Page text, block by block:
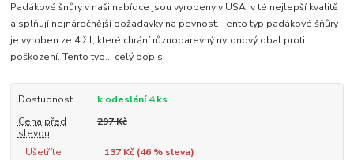
Padákové šnůry v naši nabídce jsou vyrobeny v USA, v té nejlepší kvalitě
a splňují nejnáročnější požadavky na pevnost. Tento typ padákové šňůry
je vyroben ze 4 žil, které chrání různobarevný nylonový obal proti
poškození. Tento typ... celý popis
Dostupnost
k odeslání 4 ks
Cena před
slevou
297 Kč
Ušetříte 137 Kč (46% sleva)